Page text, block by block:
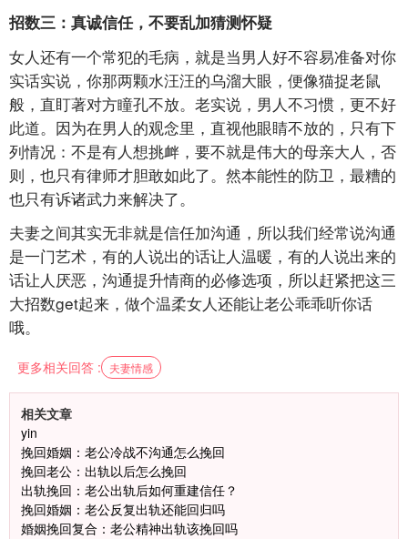
招数三：真诚信任，不要乱加猜测怀疑
女人还有一个常犯的毛病，就是当男人好不容易准备对你
实话实说，你那两颗水汪汪的乌溜大眼，便像猫捉老鼠
般，直盯著对方瞳孔不放。老实说，男人不习惯，更不好
此道。因为在男人的观念里，直视他眼睛不放的，只有下
列情况：不是有人想挑衅，要不就是伟大的母亲大人，否
则，也只有律师才胆敢如此了。然本能性的防卫，最糟的
也只有诉诸武力来解决了。
夫妻之间其实无非就是信任加沟通，所以我们经常说沟通
是一门艺术，有的人说出的话让人温暖，有的人说出来的
话让人厌恶，沟通提升情商的必修选项，所以赶紧把这三
大招数get起来，做个温柔女人还能让老公乖乖听你话
哦。
更多相关回答 : 夫妻情感
相关文章
yin
挽回婚姻：老公冷战不沟通怎么挽回
挽回老公：出轨以后怎么挽回
出轨挽回：老公出轨后如何重建信任？
挽回婚姻：老公反复出轨还能回归吗
婚姻挽回复合：老公精神出轨该挽回吗